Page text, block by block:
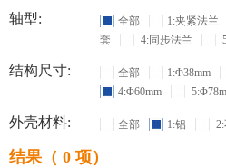
轴型: 全部 1:夹紧法兰
套
4:同步法兰
结构尺寸: 全部 1:Φ38mm
4:Φ60mm
外壳材料: 全部 1:铝
结果（ 0 项）